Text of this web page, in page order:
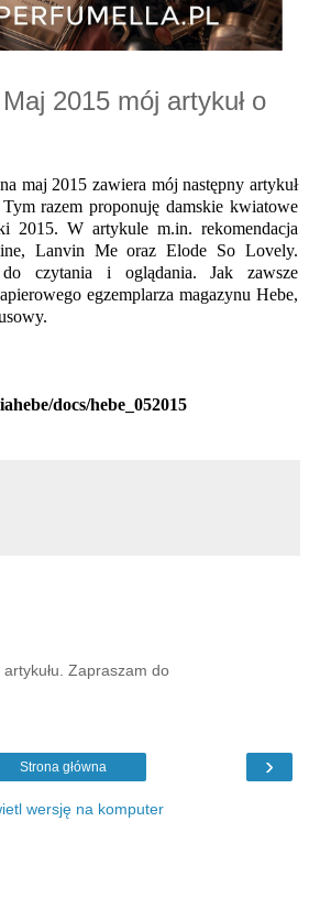
2015 mój artykuł o
na maj 2015 zawiera mój następny artykuł
razem proponuję damskie kwiatowe
2015. W artykule m.in. rekomendacja
Lanvin Me oraz Elode So Lovely.
do czytania i oglądania. Jak zawsze
egzemplarza magazynu Hebe,
docs/hebe_052015
Zapraszam do
›
Strona główna
wersję na komputer